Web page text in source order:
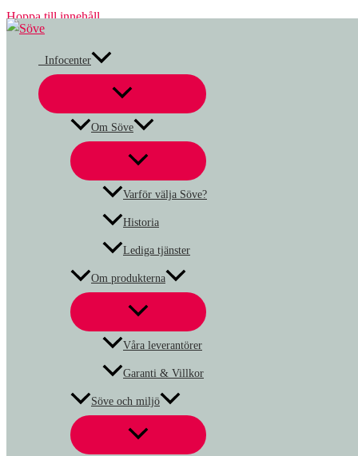
Hoppa till innehåll
Infocenter
Om Söve
Varför välja Söve?
Historia
Lediga tjänster
Om produkterna
Våra leverantörer
Garanti & Villkor
Söve och miljö